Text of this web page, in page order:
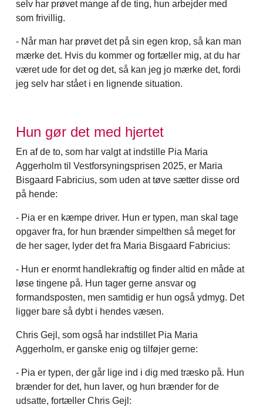
selv har prøvet mange af de ting, hun arbejder med
som frivillig.
- Når man har prøvet det på sin egen krop, så kan man
mærke det. Hvis du kommer og fortæller mig, at du har
været ude for det og det, så kan jeg jo mærke det, fordi
jeg selv har stået i en lignende situation.
Hun gør det med hjertet
En af de to, som har valgt at indstille Pia Maria
Aggerholm til Vestforsyningsprisen 2025, er Maria
Bisgaard Fabricius, som uden at tøve sætter disse ord
på hende:
- Pia er en kæmpe driver. Hun er typen, man skal tage
opgaver fra, for hun brænder simpelthen så meget for
de her sager, lyder det fra Maria Bisgaard Fabricius:
- Hun er enormt handlekraftig og finder altid en måde at
løse tingene på. Hun tager gerne ansvar og
formandsposten, men samtidig er hun også ydmyg. Det
ligger bare så dybt i hendes væsen.
Chris Gejl, som også har indstillet Pia Maria
Aggerholm, er ganske enig og tilføjer gerne:
- Pia er typen, der går lige ind i dig med træsko på. Hun
brænder for det, hun laver, og hun brænder for de
udsatte, fortæller Chris Gejl: